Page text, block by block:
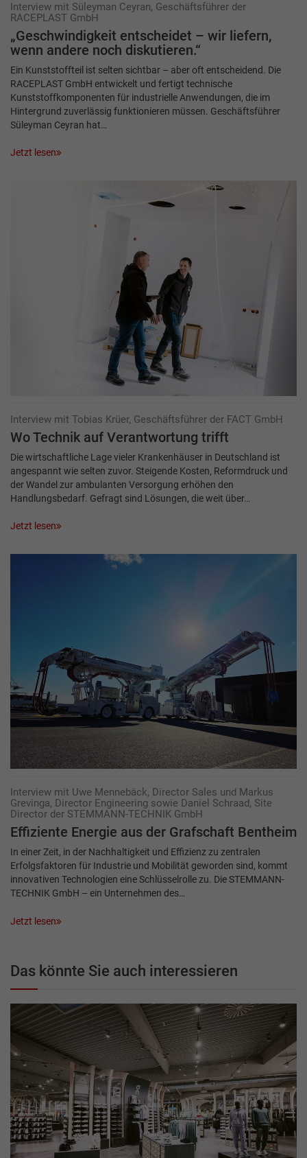
Interview mit Süleyman Ceyran, Geschäftsführer der
RACEPLAST GmbH
„Geschwindigkeit entscheidet – wir liefern,
wenn andere noch diskutieren.“
Ein Kunststoffteil ist selten sichtbar – aber oft entscheidend. Die
RACEPLAST GmbH entwickelt und fertigt technische
Kunststoffkomponenten für industrielle Anwendungen, die im
Hintergrund zuverlässig funktionieren müssen. Geschäftsführer
Süleyman Ceyran hat…
Jetzt lesen
Interview mit Tobias Krüer, Geschäftsführer der FACT GmbH
Wo Technik auf Verantwortung trifft
Die wirtschaftliche Lage vieler Krankenhäuser in Deutschland ist
angespannt wie selten zuvor. Steigende Kosten, Reformdruck und
der Wandel zur ambulanten Versorgung erhöhen den
Handlungsbedarf. Gefragt sind Lösungen, die weit über…
Jetzt lesen
Interview mit Uwe Mennebäck, Director Sales und Markus
Grevinga, Director Engineering sowie Daniel Schraad, Site
Director der STEMMANN-TECHNIK GmbH
Effiziente Energie aus der Grafschaft Bentheim
In einer Zeit, in der Nachhaltigkeit und Effizienz zu zentralen
Erfolgsfaktoren für Industrie und Mobilität geworden sind, kommt
innovativen Technologien eine Schlüsselrolle zu. Die STEMMANN-
TECHNIK GmbH – ein Unternehmen des…
Jetzt lesen
Das könnte Sie auch interessieren